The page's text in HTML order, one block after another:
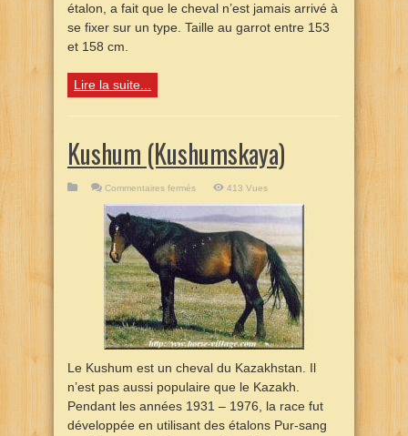
étalon, a fait que le cheval n’est jamais arrivé à
se fixer sur un type. Taille au garrot entre 153
et 158 cm.
Lire la suite...
Kushum (Kushumskaya)
Commentaires fermés
(Kushumskaya)
413 Vues
Le Kushum est un cheval du Kazakhstan. Il
n’est pas aussi populaire que le Kazakh.
Pendant les années 1931 – 1976, la race fut
développée en utilisant des étalons Pur-sang